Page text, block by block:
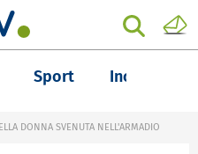
Sport Inchieste
DONNA SVENUTA NELL'ARMADIO